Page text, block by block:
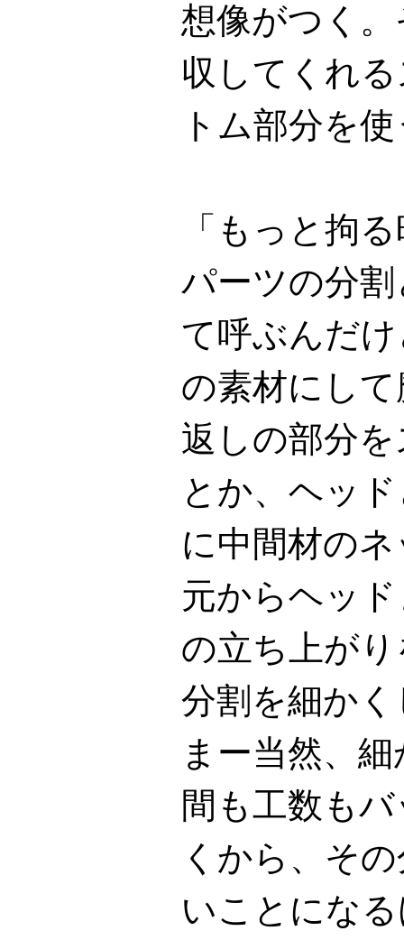
想像がつく
収してくれ
トム部分を
「もっと拘
パーツの分
て呼ぶんだ
の素材にし
返しの部分
とか、ヘッ
に中間材の
元からヘッ
の立ち上が
分割を細か
まー当然、
間も工数も
くから、そ
いことにな